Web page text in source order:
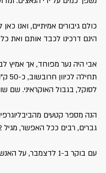
כולם גיבורים אמיתיים, ואנו
הינם דרכינו לכבד אותם ואת
אבי היה נער מפוחד, אך אמיץ
לסוקל, בגבול האוקראיני. שם
הנה מספר קטעים
גברים, רבים ככל האפשר, מגיל 12 עד 60, אשר, על פיהם, יילקחו לעבוד.
עם בוקר ב-1 לדצמבר, על האנשים היה להתייצב בכיכר העיר, ואני, דוד, מביניהם.